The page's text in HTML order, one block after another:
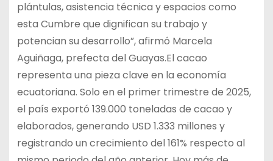
plántulas, asistencia técnica y espacios como
esta Cumbre que dignifican su trabajo y
potencian su desarrollo”, afirmó Marcela
Aguiñaga, prefecta del Guayas.El cacao
representa una pieza clave en la economía
ecuatoriana. Solo en el primer trimestre de 2025,
el país exportó 139.000 toneladas de cacao y
elaborados, generando USD 1.333 millones y
registrando un crecimiento del 161% respecto al